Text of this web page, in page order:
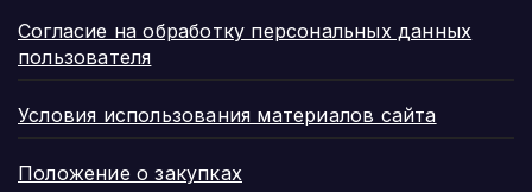
Согласие на обработку персональных данных
пользователя
Условия использования материалов сайта
Положение о закупках